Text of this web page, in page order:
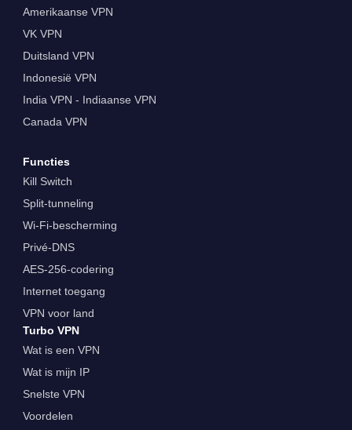
Amerikaanse VPN
VK VPN
Duitsland VPN
Indonesië VPN
India VPN - Indiaanse VPN
Canada VPN
Functies
Kill Switch
Split-tunneling
Wi-Fi-bescherming
Privé-DNS
AES-256-codering
Internet toegang
VPN voor land
Turbo VPN
Wat is een VPN
Wat is mijn IP
Snelste VPN
Voordelen